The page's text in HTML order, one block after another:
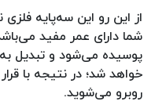
از این رو این سه‌پایه
شما دارای عمر مفید
پوسیده می‌شود و تبدیل
خواهد شد؛ در نتیجه با
روبرو می‌شوید.